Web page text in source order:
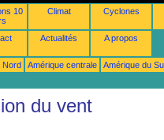
10
Climat Cyclones
Actualités A propos
Nord Amérique centrale
Amérique du
du vent